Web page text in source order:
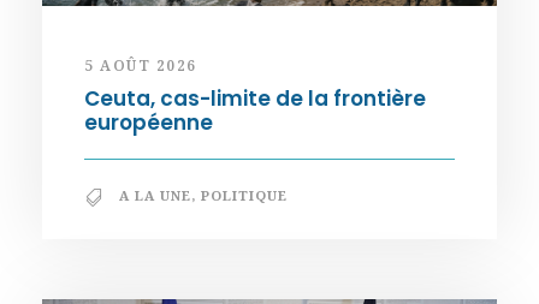
5 AOÛT 2026
Ceuta, cas-limite de la frontière
européenne
A LA UNE, POLITIQUE